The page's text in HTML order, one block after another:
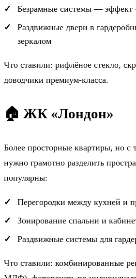
Безрамные системы — эффект
Раздвижные двери в
зеркалом
Что ставили: рифлёное стекло,
доводчики премиум-класса.
🏠 ЖК «Лондон»
Более просторные квартиры, но
нужно грамотно разделить
популярны:
Перегородки между кухней и
Зонирование спальни и
Раздвижные системы для
Что ставили: комбинированные